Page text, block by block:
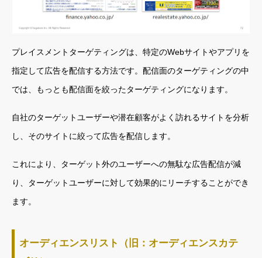
プレイスメントターゲティングは、特定のWebサイトやアプリを
指定して広告を配信する方法です。配信面のターゲティングの中
では、もっとも配信面を絞ったターゲティングになります。
自社のターゲットユーザーや潜在顧客がよく訪れるサイトを分析
し、そのサイトに絞って広告を配信します。
これにより、ターゲット外のユーザーへの無駄な広告配信が減
り、ターゲットユーザーに対して効果的にリーチすることができ
ます。
オーディエンスリスト（旧：オーディエンスカテ